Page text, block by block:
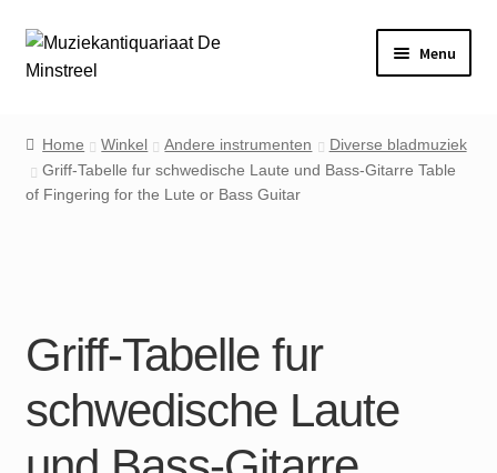
Ga
door
Ga
naar
Menu
Contact
Mijn account
Home Winkel Andere instrumenten
Diverse bladmuziek
Griff-Tabelle fur schwedische Laute und Bass-Gitarre Table
of Fingering for the Lute or Bass Guitar
Griff-Tabelle fur
schwedische Laute